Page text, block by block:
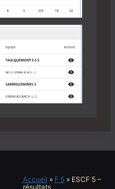
Accueil » F 5 »ESCF 5 –
résultats